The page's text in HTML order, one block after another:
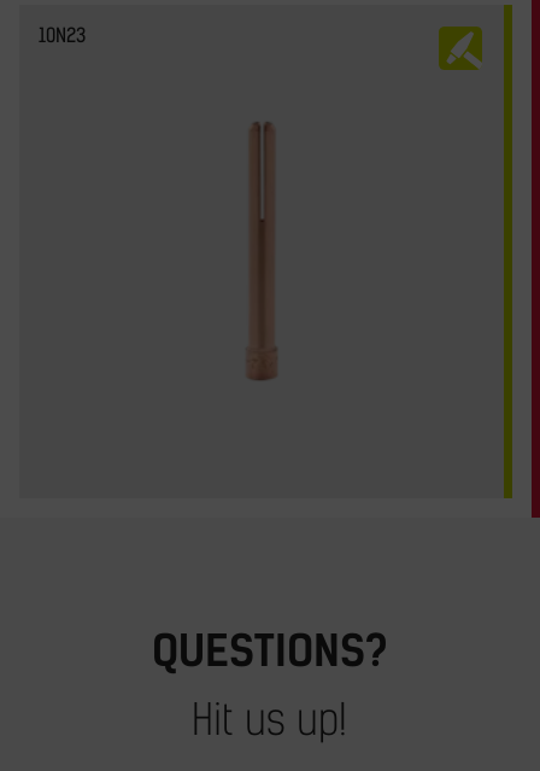
10N23
QUESTIONS?
Hit us up!